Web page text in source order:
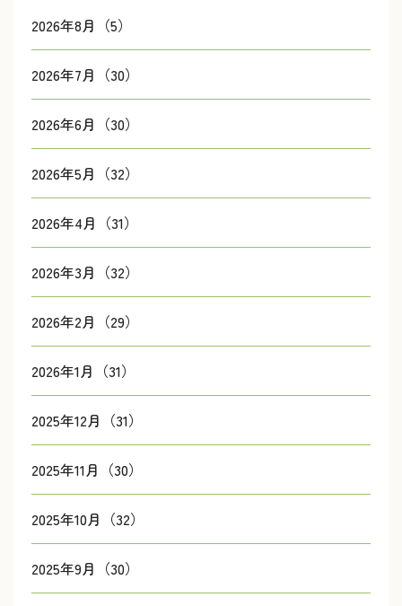
2026年8月（5）
2026年7月（30）
2026年6月（30）
2026年5月（32）
2026年4月（31）
2026年3月（32）
2026年2月（29）
2026年1月（31）
2025年12月（31）
2025年11月（30）
2025年10月（32）
2025年9月（30）